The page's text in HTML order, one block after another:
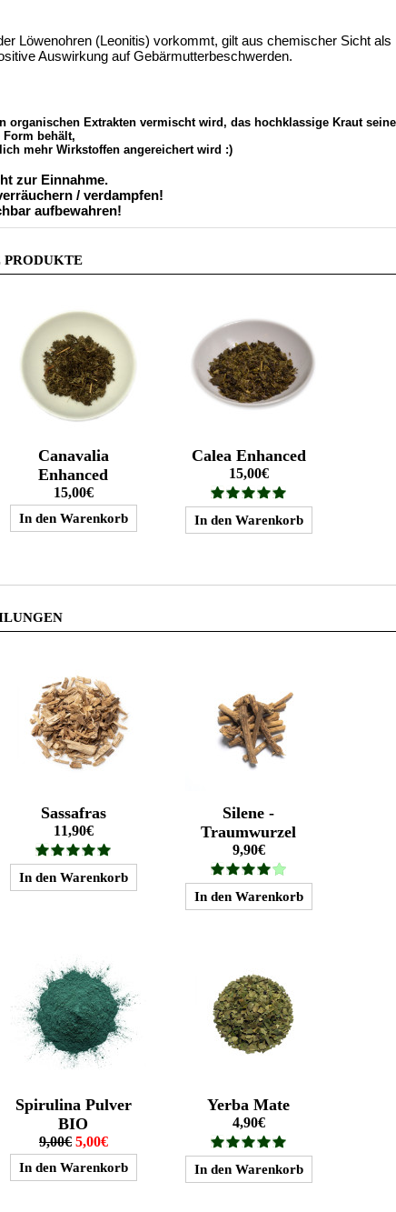
Löwenohren (Leonitis) vorkommt, gilt aus chemischer Sicht als
Auswirkung auf Gebärmutterbeschwerden.
organischen Extrakten vermischt wird, das hochklassige Kraut seine
behält,
mehr Wirkstoffen angereichert wird :)
zur Einnahme.
/ verdampfen!
aufbewahren!
Canavalia
Enhanced
15,00€
Calea Enhanced
15,00€
Sassafras
11,90€
Silene -
Traumwurzel
9,90€
Spirulina Pulver
BIO
9,00€ 5,00€
Yerba Mate
4,90€